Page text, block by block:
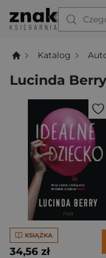
Katalog
Lucinda Berry
KSIĄŻKA
34,56 zł